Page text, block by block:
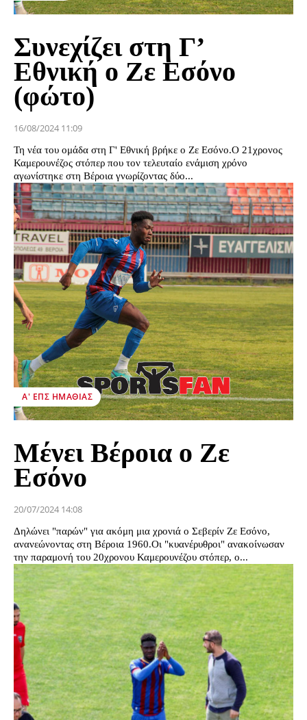
Συνεχίζει στη Γ’
Εθνική ο Ζε Εσόνο
(φώτο)
16/08/2024 11:09
Τη νέα του ομάδα στη Γ' Εθνική βρήκε ο Ζε Εσόνο.Ο 21χρονος
Καμερουνέζος στόπερ που τον τελευταίο ενάμιση χρόνο
αγωνίστηκε στη Βέροια γνωρίζοντας δύο...
Α' ΕΠΣ ΗΜΑΘΊΑΣ
Μένει Βέροια ο Ζε
Εσόνο
20/07/2024 14:08
Δηλώνει "παρών" για ακόμη μια χρονιά ο Σεβερίν Ζε Εσόνο,
ανανεώνοντας στη Βέροια 1960.Οι "κυανέρυθροι" ανακοίνωσαν
την παραμονή του 20χρονου Καμερουνέζου στόπερ, ο...